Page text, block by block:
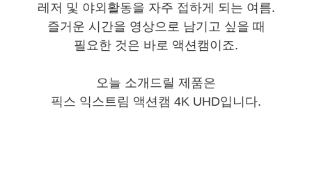
레저 및 야외활동을 자주 접하게 되는 여름.
즐거운 시간을 영상으로 남기고 싶을 때
필요한 것은 바로 액션캠이죠.
오늘 소개드릴 제품은
픽스 익스트림 액션캠 4K UHD입니다.